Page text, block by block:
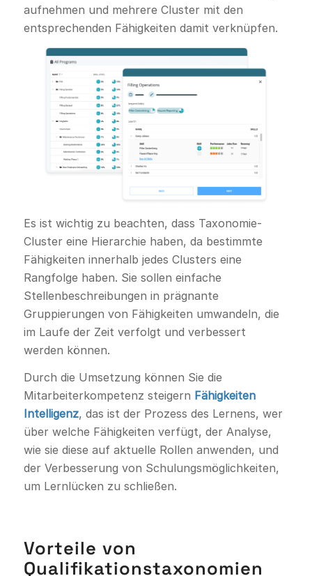
aufnehmen und mehrere Cluster mit den
entsprechenden Fähigkeiten damit verknüpfen.
Es ist wichtig zu beachten, dass Taxonomie-
Cluster eine Hierarchie haben, da bestimmte
Fähigkeiten innerhalb jedes Clusters eine
Rangfolge haben. Sie sollen einfache
Stellenbeschreibungen in prägnante
Gruppierungen von Fähigkeiten umwandeln, die
im Laufe der Zeit verfolgt und verbessert
werden können.
Durch die Umsetzung können Sie die
Mitarbeiterkompetenz steigern Fähigkeiten
Intelligenz, das ist der Prozess des Lernens, wer
über welche Fähigkeiten verfügt, der Analyse,
wie sie diese auf aktuelle Rollen anwenden, und
der Verbesserung von Schulungsmöglichkeiten,
um Lernlücken zu schließen.
Vorteile von
Qualifikationstaxonomien